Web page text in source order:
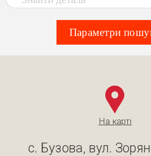
Параметри
На карті
с. Бузова, вул.